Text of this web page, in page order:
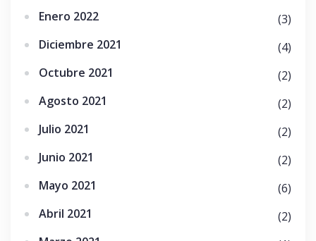
Enero 2022
(3)
Diciembre 2021
(4)
Octubre 2021
(2)
Agosto 2021
(2)
Julio 2021
(2)
Junio 2021
(2)
Mayo 2021
(6)
Abril 2021
(2)